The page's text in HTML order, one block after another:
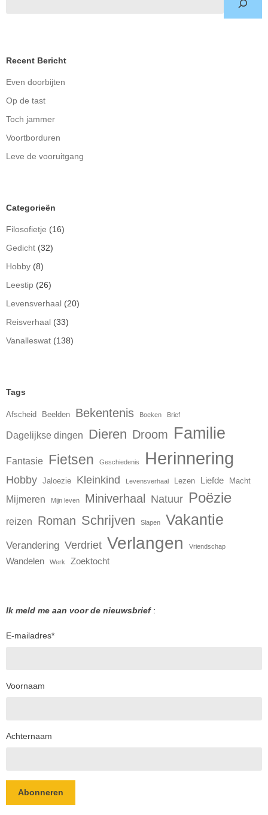
Recent Bericht
Even doorbijten
Op de tast
Toch jammer
Voortborduren
Leve de vooruitgang
Categorieën
Filosofietje (16)
Gedicht (32)
Hobby (8)
Leestip (26)
Levensverhaal (20)
Reisverhaal (33)
Vanalleswat (138)
Tags
Afscheid Beelden Bekentenis Boeken Brief
Dagelijkse dingen Dieren Droom Familie
Fantasie Fietsen Geschiedenis Herinnering
Hobby Jaloezie Kleinkind Levensverhaal Lezen Liefde Macht
Mijmeren Mijn leven Miniverhaal Natuur Poëzie
reizen Roman Schrijven Slapen Vakantie
Verandering Verdriet Verlangen Vriendschap
Wandelen Werk Zoektocht
Ik meld me aan voor de nieuwsbrief:
E-mailadres*
Voornaam
Achternaam
Abonneren